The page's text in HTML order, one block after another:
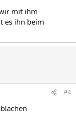
mit ihm
es ihn beim
#4